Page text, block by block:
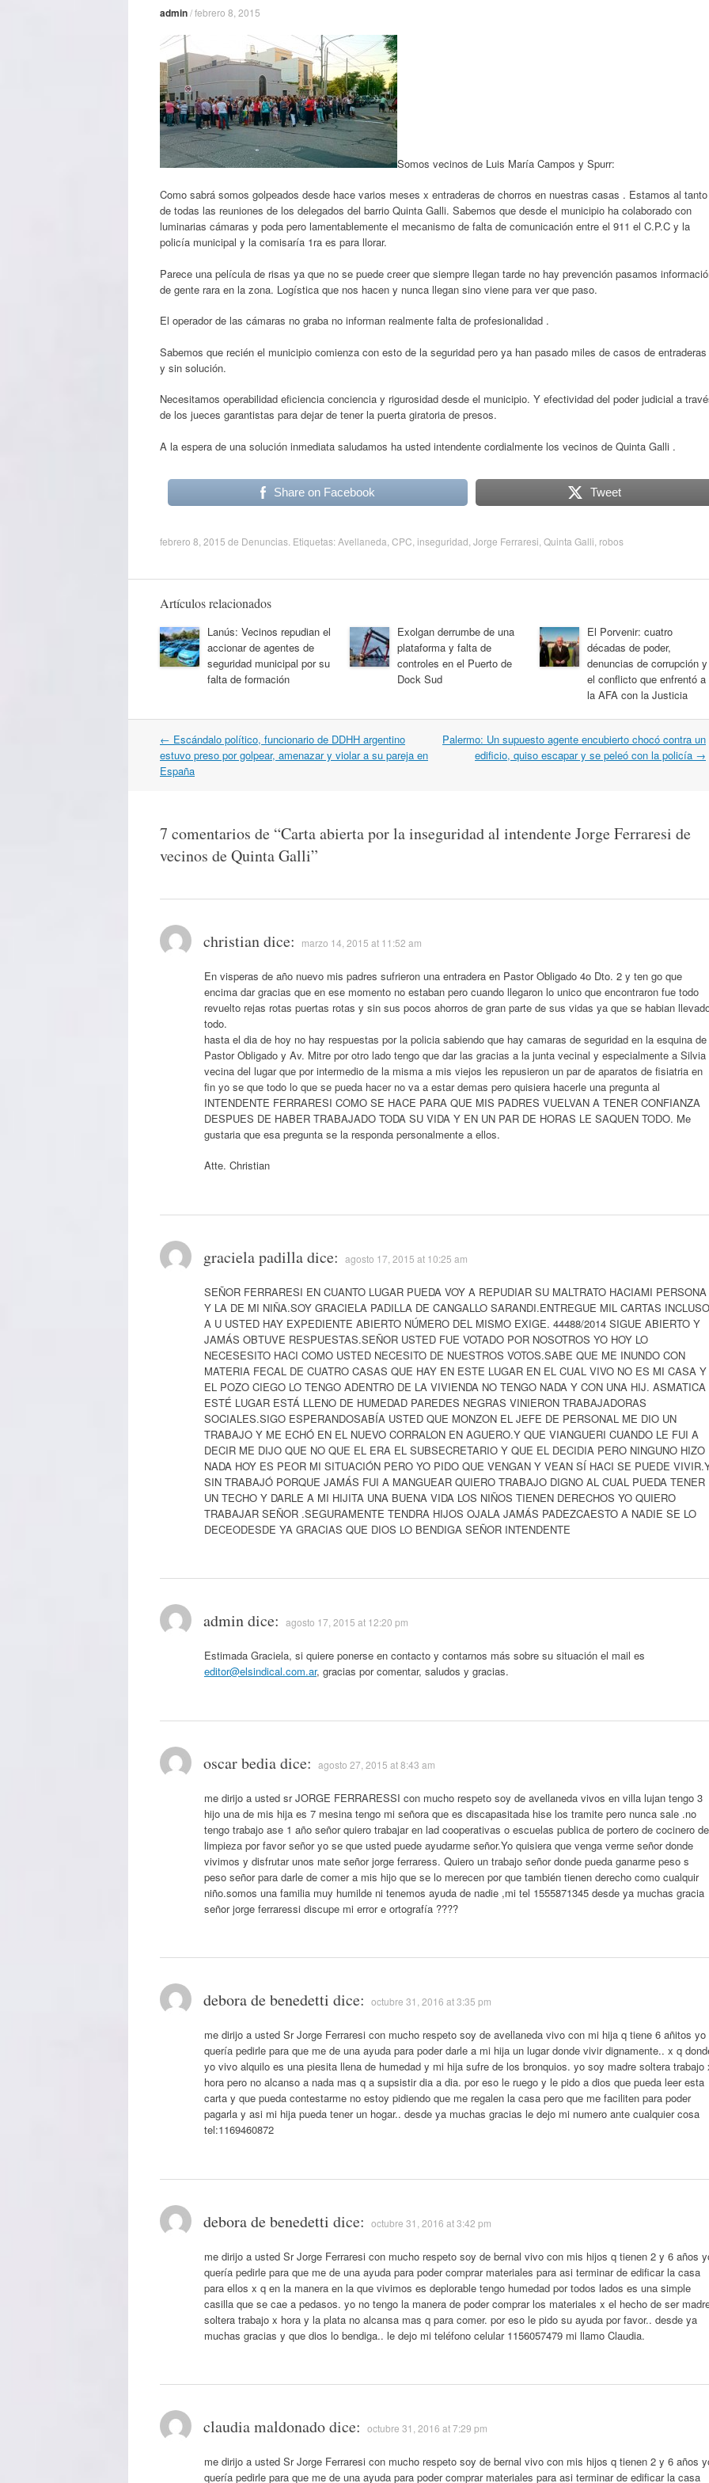
admin/febrero 8, 2015
Somos vecinos de Luis María Campos y Spurr:
Como sabrá somos golpeados desde hace varios meses x entraderas de chorros en nuestras casas . Estamos al tanto
de todas las reuniones de los delegados del barrio Quinta Galli. Sabemos que desde el municipio ha colaborado con
luminarias cámaras y poda pero lamentablemente el mecanismo de falta de comunicación entre el 911 el C.P.C y la
policía municipal y la comisaría 1ra es para llorar.
Parece una película de risas ya que no se puede creer que siempre llegan tarde no hay prevención pasamos
de gente rara en la zona. Logística que nos hacen y nunca llegan sino viene para ver que paso.
El operador de las cámaras no graba no informan realmente falta de profesionalidad .
Sabemos que recién el municipio comienza con esto de la seguridad pero ya han pasado miles de casos de entraderas
y sin solución.
Necesitamos operabilidad eficiencia conciencia y rigurosidad desde el municipio. Y efectividad del poder judicial a
de los jueces garantistas para dejar de tener la puerta giratoria de presos.
A la espera de una solución inmediata saludamos ha usted intendente cordialmente los vecinos de Quinta Galli .
Share on Facebook Tweet
febrero 8, 2015 de Denuncias . Etiquetas:Avellaneda CPC inseguridad Jorge Ferraresi Quinta Galli robos
Artículos relacionados
Lanús: Vecinos repudian el
accionar de agentes de
seguridad municipal por su
falta de formación
Exolgan derrumbe de una
plataforma y falta de
controles en el Puerto de
Dock Sud
El Porvenir: cuatro
décadas de poder,
denuncias de corrupción y
el conflicto que enfrentó a
la AFA con la Justicia
Navegación
por
artículos
← Escándalo político, funcionario de DDHH argentino
estuvo preso por golpear, amenazar y violar a su pareja en
España
Palermo: Un supuesto agente encubierto chocó contra un
edificio, quiso escapar y se peleó con la policía →
7 comentarios de “Carta abierta por la inseguridad al intendente Jorge Ferraresi de
vecinos de Quinta Galli”
christiandice: marzo 14, 2015 at 11:52 am
En visperas de año nuevo mis padres sufrieron una entradera en Pastor Obligado 4o Dto. 2 y ten go que
encima dar gracias que en ese momento no estaban pero cuando llegaron lo unico que encontraron fue todo
revuelto rejas rotas puertas rotas y sin sus pocos ahorros de gran parte de sus vidas ya que se habian
todo.
hasta el dia de hoy no hay respuestas por la policia sabiendo que hay camaras de seguridad en la esquina de
Pastor Obligado y Av. Mitre por otro lado tengo que dar las gracias a la junta vecinal y especialmente a Silvia
vecina del lugar que por intermedio de la misma a mis viejos les repusieron un par de aparatos de fisiatria en
fin yo se que todo lo que se pueda hacer no va a estar demas pero quisiera hacerle una pregunta al
INTENDENTE FERRARESI COMO SE HACE PARA QUE MIS PADRES VUELVAN A TENER CONFIANZA
DESPUES DE HABER TRABAJADO TODA SU VIDA Y EN UN PAR DE HORAS LE SAQUEN TODO. Me
gustaria que esa pregunta se la responda personalmente a ellos.
Atte. Christian
graciela padilladice: agosto 17, 2015 at 10:25 am
SEÑOR FERRARESI EN CUANTO LUGAR PUEDA VOY A REPUDIAR SU MALTRATO HACIAMI PERSONA
Y LA DE MI NIÑA.SOY GRACIELA PADILLA DE CANGALLO SARANDI.ENTREGUE MIL CARTAS INCLUSO
A U USTED HAY EXPEDIENTE ABIERTO NÚMERO DEL MISMO EXIGE. 44488/2014 SIGUE ABIERTO Y
JAMÁS OBTUVE RESPUESTAS.SEÑOR USTED FUE VOTADO POR NOSOTROS YO HOY LO
NECESESITO HACI COMO USTED NECESITO DE NUESTROS VOTOS.SABE QUE ME INUNDO CON
MATERIA FECAL DE CUATRO CASAS QUE HAY EN ESTE LUGAR EN EL CUAL VIVO NO ES MI CASA Y
EL POZO CIEGO LO TENGO ADENTRO DE LA VIVIENDA NO TENGO NADA Y CON UNA HIJ. ASMATICA
ESTÉ LUGAR ESTÁ LLENO DE HUMEDAD PAREDES NEGRAS VINIERON TRABAJADORAS
SOCIALES.SIGO ESPERANDOSABÍA USTED QUE MONZON EL JEFE DE PERSONAL ME DIO UN
TRABAJO Y ME ECHÓ EN EL NUEVO CORRALON EN AGUERO.Y QUE VIANGUERI CUANDO LE FUI A
DECIR ME DIJO QUE NO QUE EL ERA EL SUBSECRETARIO Y QUE EL DECIDIA PERO NINGUNO HIZO
NADA HOY ES PEOR MI SITUACIÓN PERO YO PIDO QUE VENGAN Y VEAN SÍ HACI SE PUEDE
SIN TRABAJÓ PORQUE JAMÁS FUI A MANGUEAR QUIERO TRABAJO DIGNO AL CUAL PUEDA TENER
UN TECHO Y DARLE A MI HIJITA UNA BUENA VIDA LOS NIÑOS TIENEN DERECHOS YO QUIERO
TRABAJAR SEÑOR .SEGURAMENTE TENDRA HIJOS OJALA JAMÁS PADEZCAESTO A NADIE SE LO
DECEODESDE YA GRACIAS QUE DIOS LO BENDIGA SEÑOR INTENDENTE
admindice: agosto 17, 2015 at 12:20 pm
Estimada Graciela, si quiere ponerse en contacto y contarnos más sobre su situación el mail es
editor@elsindical.com.ar, gracias por comentar, saludos y gracias.
oscar bediadice: agosto 27, 2015 at 8:43 am
me dirijo a usted sr JORGE FERRARESSI con mucho respeto soy de avellaneda vivos en villa lujan tengo 3
hijo una de mis hija es 7 mesina tengo mi señora que es discapasitada hise los tramite pero nunca sale .no
tengo trabajo ase 1 año señor quiero trabajar en lad cooperativas o escuelas publica de portero de cocinero de
limpieza por favor señor yo se que usted puede ayudarme señor.Yo quisiera que venga verme señor donde
vivimos y disfrutar unos mate señor jorge ferraress. Quiero un trabajo señor donde pueda ganarme peso s
peso señor para darle de comer a mis hijo que se lo merecen por que también tienen derecho como cualquir
niño.somos una familia muy humilde ni tenemos ayuda de nadie ,mi tel 1555871345 desde ya muchas gracia
señor jorge ferraressi discupe mi error e ortografía ????
debora de benedetti dice: octubre 31, 2016 at 3:35 pm
me dirijo a usted Sr Jorge Ferraresi con mucho respeto soy de avellaneda vivo con mi hija q tiene 6 añitos yo
quería pedirle para que me de una ayuda para poder darle a mi hija un lugar donde vivir dignamente.. x q
yo vivo alquilo es una piesita llena de humedad y mi hija sufre de los bronquios. yo soy madre soltera trabajo
hora pero no alcanso a nada mas q a supsistir dia a dia. por eso le ruego y le pido a dios que pueda leer esta
carta y que pueda contestarme no estoy pidiendo que me regalen la casa pero que me faciliten para poder
pagarla y asi mi hija pueda tener un hogar.. desde ya muchas gracias le dejo mi numero ante cualquier cosa
tel:1169460872
debora de benedetti dice: octubre 31, 2016 at 3:42 pm
me dirijo a usted Sr Jorge Ferraresi con mucho respeto soy de bernal vivo con mis hijos q tienen 2 y 6 años
quería pedirle para que me de una ayuda para poder comprar materiales para asi terminar de edificar la casa
para ellos x q en la manera en la que vivimos es deplorable tengo humedad por todos lados es una simple
casilla que se cae a pedasos. yo no tengo la manera de poder comprar los materiales x el hecho de ser
soltera trabajo x hora y la plata no alcansa mas q para comer. por eso le pido su ayuda por favor.. desde ya
muchas gracias y que dios lo bendiga.. le dejo mi teléfono celular 1156057479 mi llamo Claudia.
claudia maldonadodice: octubre 31, 2016 at 7:29 pm
me dirijo a usted Sr Jorge Ferraresi con mucho respeto soy de bernal vivo con mis hijos q tienen 2 y 6 años
quería pedirle para que me de una ayuda para poder comprar materiales para asi terminar de edificar la casa